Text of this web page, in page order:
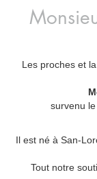
Les proches et
survenu
Il est né à San-
Tout notre